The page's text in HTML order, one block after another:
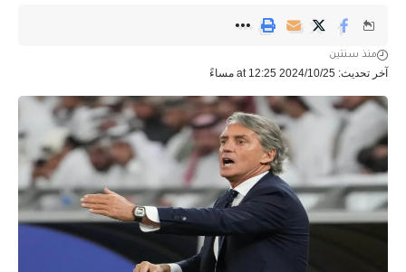
آخر تحديث: 2024/10/25 at 12:25 مساءً
منذ سنتين